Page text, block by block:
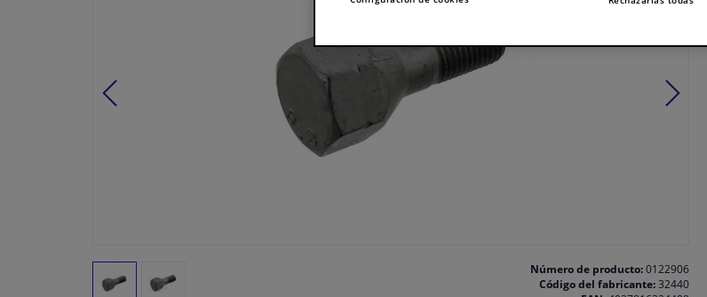
Número de producto:0122906
Código del fabricante:32440